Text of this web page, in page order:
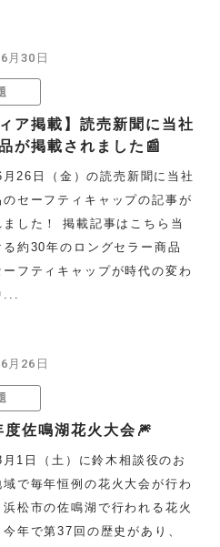
月30日
ィア掲載】読売新聞に当社
が掲載されました📰
26日（金）の読売新聞に当社
のセーフティキャップの記事が
ました！ 掲載記事はこちら当
る約30年のロングセラー商品
ーフティキャップが時代の変わ
...
月26日
佐鳴湖花火大会🎆
1日（土）に鈴木相談役のお
域で毎年恒例の花火大会が行わ
松市の佐鳴湖で行われる花火
今年で第37回の歴史があり、